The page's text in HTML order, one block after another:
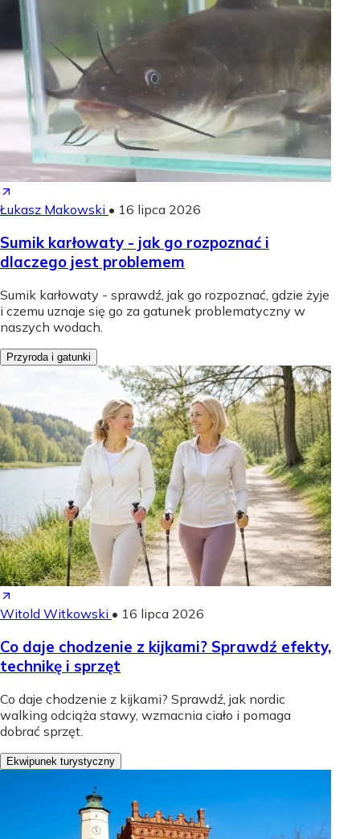
Łukasz Makowski • 16 lipca 2026
Sumik karłowaty - jak go rozpoznać i
dlaczego jest problemem
Sumik karłowaty - sprawdź, jak go rozpoznać, gdzie żyje
i czemu uznaje się go za gatunek problematyczny w
naszych wodach.
Przyroda i gatunki
Witold Witkowski • 16 lipca 2026
Co daje chodzenie z kijkami? Sprawdź efekty,
technikę i sprzęt
Co daje chodzenie z kijkami? Sprawdź, jak nordic
walking odciąża stawy, wzmacnia ciało i pomaga
dobrać sprzęt.
Ekwipunek turystyczny